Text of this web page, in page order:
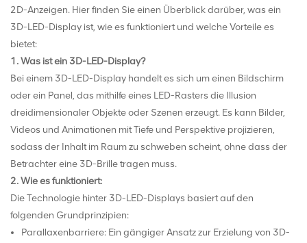
2D-Anzeigen. Hier finden Sie einen Überblick darüber, was ein
3D-LED-Display ist, wie es funktioniert und welche Vorteile es
bietet:
1. Was ist ein 3D-LED-Display?
Bei einem 3D-LED-Display handelt es sich um einen Bildschirm
oder ein Panel, das mithilfe eines LED-Rasters die Illusion
dreidimensionaler Objekte oder Szenen erzeugt. Es kann Bilder,
Videos und Animationen mit Tiefe und Perspektive projizieren,
sodass der Inhalt im Raum zu schweben scheint, ohne dass der
Betrachter eine 3D-Brille tragen muss.
2. Wie es funktioniert:
Die Technologie hinter 3D-LED-Displays basiert auf den
folgenden Grundprinzipien:
Parallaxenbarriere: Ein gängiger Ansatz zur Erzielung von 3D-